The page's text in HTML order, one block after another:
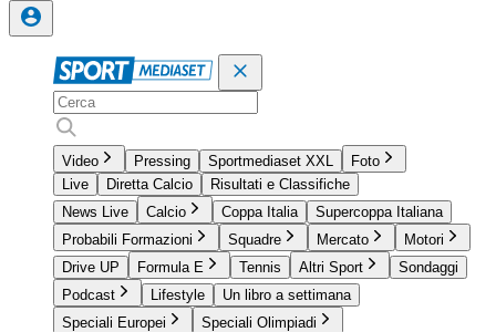
Video Pressing Sportmediaset XXL
Foto
Live
Diretta Calcio
Risultati e Classifiche
News Live
Calcio Coppa Italia
Supercoppa Italiana
Probabili Formazioni
Squadre Mercato
Motori
Drive UP
Formula E Tennis Altri Sport
Sondaggi
Podcast
Lifestyle
Un libro a settimana
Speciali Europei
Speciali Olimpiadi